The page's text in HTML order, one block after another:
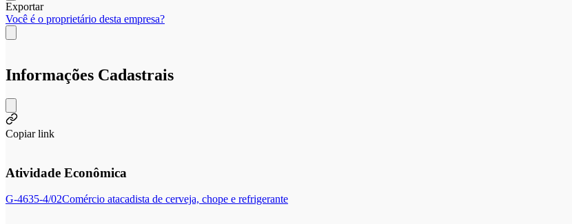
Exportar
Você é o proprietário desta empresa?
Informações Cadastrais
Copiar link
Atividade Econômica
G-4635-4/02Comércio atacadista de cerveja, chope e refrigerante